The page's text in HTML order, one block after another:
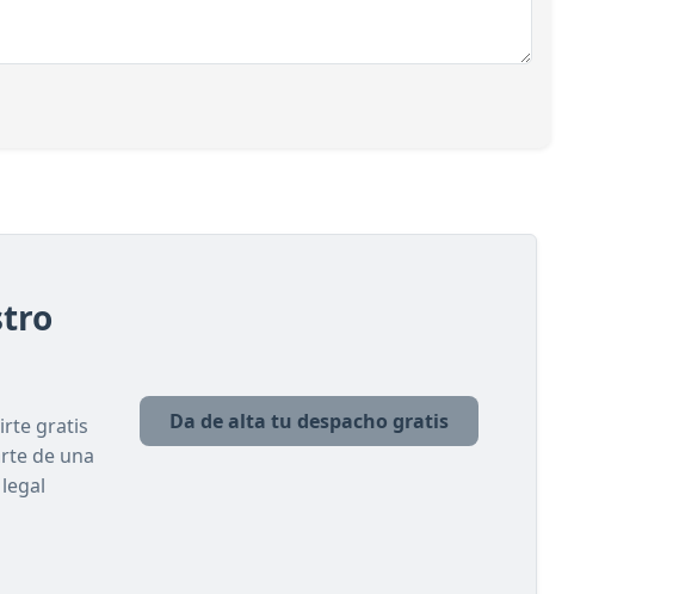
gratis
de una
Da de alta tu despacho gratis